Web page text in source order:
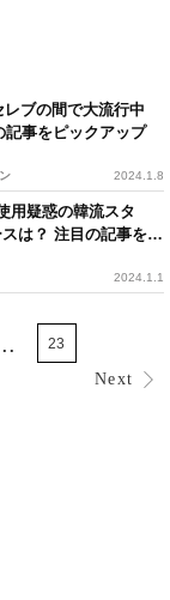
ブの間で大流行中
記事をピックアップ
2024.1.8
用疑惑の韓流スタ
は？ 注目の記事をピ
2024.1.1
23
Next